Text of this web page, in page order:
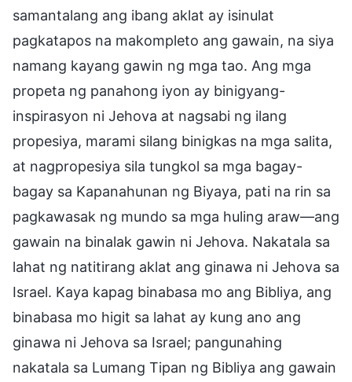
samantalang ang ibang aklat ay isinulat
pagkatapos na makompleto ang gawain, na siya
namang kayang gawin ng mga tao. Ang mga
propeta ng panahong iyon ay binigyang-
inspirasyon ni Jehova at nagsabi ng ilang
propesiya, marami silang binigkas na mga salita,
at nagpropesiya sila tungkol sa mga bagay-
bagay sa Kapanahunan ng Biyaya, pati na rin sa
pagkawasak ng mundo sa mga huling araw—ang
gawain na binalak gawin ni Jehova. Nakatala sa
lahat ng natitirang aklat ang ginawa ni Jehova sa
Israel. Kaya kapag binabasa mo ang Bibliya, ang
binabasa mo higit sa lahat ay kung ano ang
ginawa ni Jehova sa Israel; pangunahing
nakatala sa Lumang Tipan ng Bibliya ang gawain